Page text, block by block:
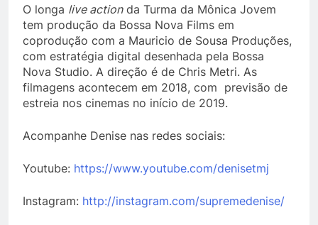
O longa live actionda Turma da Mônica Jovem
tem produção da Bossa Nova Films em
coprodução com a Mauricio de Sousa Produções,
com estratégia digital desenhada pela Bossa
Nova Studio. A direção é de Chris Metri. As
filmagens acontecem em 2018, com previsão de
estreia nos cinemas no início de 2019.
Acompanhe Denise nas redes sociais:
Youtube: https://www.youtube.com/denisetmj
Instagram: http://instagram.com/supremedenise/